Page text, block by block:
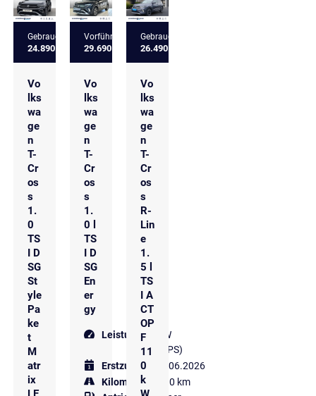
Gebrauchtfahrzeug
24.890 €
Vo
lks
wa
ge
n
T-
Cr
os
s
1.
0
TS
I D
SG
St
yle
Pa
ke
t
M
atr
ix
Vorführfahrzeug
29.690 €
Vo
lks
wa
ge
n
T-
Cr
os
s
1.
0 l
TS
I D
SG
En
er
gy
Leistung 85 kW
(116 PS)
Erstzulassung
06.2026
Kilometer
4.990 km
Gebrauchtfahrzeug
26.490 €
Vo
lks
wa
ge
n
T-
Cr
os
s
R-
Lin
e
1.
5 l
TS
I A
CT
OP
F
11
0
k